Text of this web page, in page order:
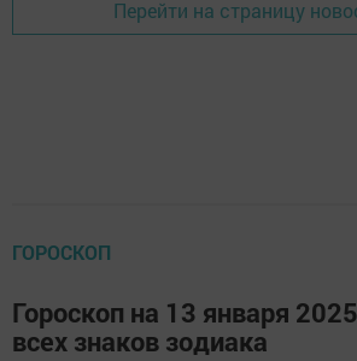
Перейти на страницу
ГОРОСКОП
Гороскоп на 13 января
всех знаков зодиака